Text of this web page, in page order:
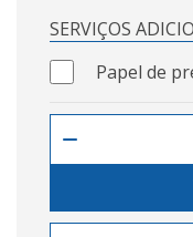
SERVIÇOS
Papel de